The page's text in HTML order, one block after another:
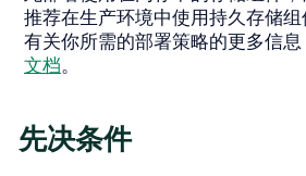
推荐在生产环境中使用持久存储组
有关你所需的部署策略的更多信
文档。
先决条件